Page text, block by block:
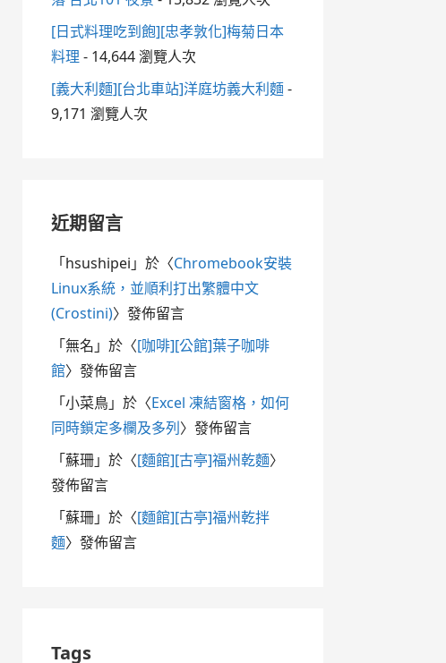
[日式料理吃到飽][忠孝敦化]梅菊日本
料理 - 14,644 瀏覽人次
[義大利麵][台北車站]洋庭坊義大利麵-
9,171 瀏覽人次
近期留言
「hsushipei 」於〈Chromebook安裝
Linux系統，並順利打出繁體中文
(Crostini)〉發佈留言
「無名 」於〈[咖啡][公館]葉子咖啡
館〉發佈留言
「小菜鳥」於〈Excel 凍結窗格，如何
同時鎖定多欄及多列〉發佈留言
「蘇珊」於〈[麵館][古亭]福州乾麵〉
發佈留言
「蘇珊」於〈[麵館][古亭]福州乾拌
麵〉發佈留言
Tags